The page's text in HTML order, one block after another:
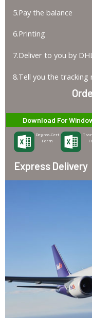
5.Pay the balance
6.Printing
7.Deliver to you by
8.Tell you the tracking
Download For
Degree-Cert
Form
Express Delivery